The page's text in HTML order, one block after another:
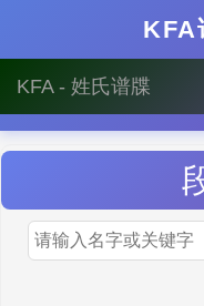
KFA
KFA - 姓氏谱牒